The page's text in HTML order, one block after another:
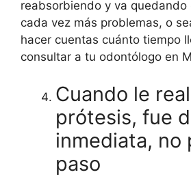
reabsorbiendo y va
cada vez más problemas, o
hacer cuentas cuánto tiempo
consultar a tu odontólogo en
Cuando le
prótesis, fue
inmediata, no
paso